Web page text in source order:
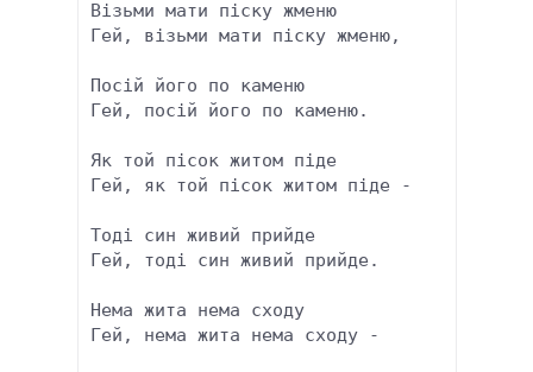
Візьми мати піску жменю
Гей, візьми мати піску жменю,
Посій його по каменю
Гей, посій його по каменю.
Як той пісок житом піде
Гей, як той пісок житом піде -
Тоді син живий прийде
Гей, тоді син живий прийде.
Нема жита нема сходу
Гей, нема жита нема сходу -